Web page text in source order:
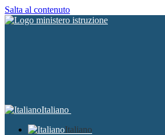
Salta al contenuto
Italiano
Italiano